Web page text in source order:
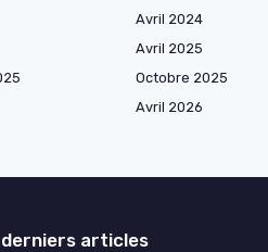
Avril 2024
Avril 2025
Octobre 2025
Avril 2026
derniers articles